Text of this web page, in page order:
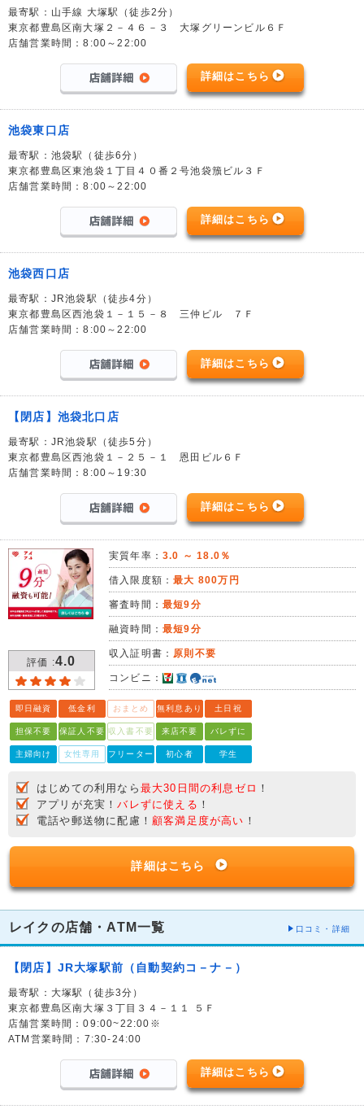
最寄駅：山手線 大塚駅（徒歩2分）
東京都豊島区南大塚２－４６－３ 大塚グリーンビル６Ｆ
店舗営業時間：8:00～22:00
詳細はこちら
池袋東口店
最寄駅：池袋駅（徒歩6分）
東京都豊島区東池袋１丁目４０番２号池袋籏ビル３Ｆ
店舗営業時間：8:00～22:00
詳細はこちら
池袋西口店
最寄駅：JR池袋駅（徒歩4分）
東京都豊島区西池袋１－１５－８ 三仲ビル ７Ｆ
店舗営業時間：8:00～22:00
詳細はこちら
【閉店】池袋北口店
最寄駅：JR池袋駅（徒歩5分）
東京都豊島区西池袋１－２５－１ 恩田ビル６Ｆ
店舗営業時間：8:00～19:30
詳細はこちら
評価 :4.0
実質年率： 3.0 ～ 18.0％
借入限度額：最大 800万円
審査時間： 最短9分
融資時間： 最短9分
収入証明書： 原則不要
コンビニ：
即日融資 低金利 おまとめ 無利息あり 土日祝
担保不要 保証人不要 収入書不要 来店不要 バレずに
主婦向け 女性専用 フリーター 初心者 学生
はじめての利用なら 最大30日間の利息ゼロ ！
アプリが充実！バレずに使える ！
電話や郵送物に配慮！ 顧客満足度が高い ！
詳細はこちら
レイクの店舗・ATM一覧 口コミ・詳細
【閉店】JR大塚駅前（自動契約コ－ナ－）
最寄駅：大塚駅（徒歩3分）
東京都豊島区南大塚３丁目３４－１１ ５Ｆ
店舗営業時間：09:00~22:00※
ATM営業時間：7:30-24:00
詳細はこちら